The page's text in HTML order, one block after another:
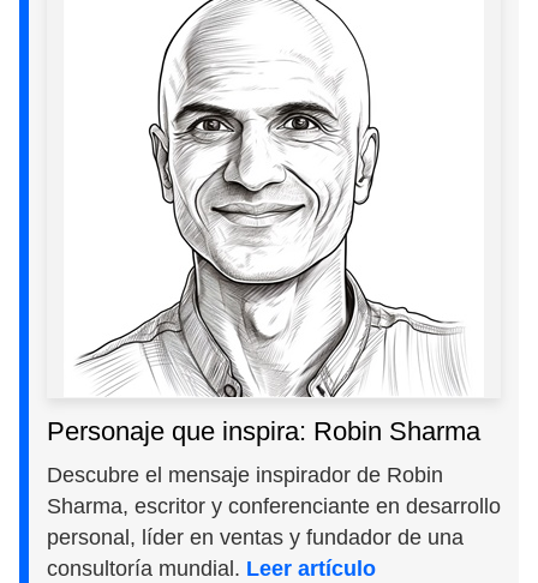
Personaje que inspira: Robin Sharma
Descubre el mensaje inspirador de Robin
Sharma, escritor y conferenciante en desarrollo
personal, líder en ventas y fundador de una
consultoría mundial. Leer artículo